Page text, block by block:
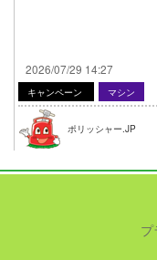
2026/07/29 14:27
キャンペーン マシン
ポリッシャー.JP